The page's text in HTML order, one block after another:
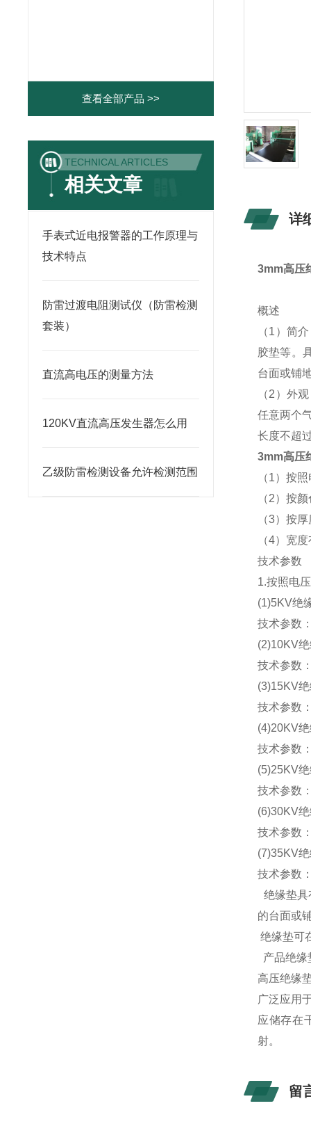
查看全部产品 >>
TECHNICAL ARTICLES
相关文章
手表式近电报警器的工作原理与
技术特点
防雷过渡电阻测试仪（防雷检测
套装）
直流高电压的测量方法
120KV直流高压发生器怎么用
乙级防雷检测设备允许检测范围
详
3mm高压
概述
（1）简
胶垫等。
台面或铺
（2）外
任意两个
长度不超
3mm高压
（1）按
（2）按
（3）按
（4）宽
技术参数
1.按照电
(1)5KV绝
技术参数
(2)10KV
技术参数
(3)15KV
技术参数
(4)20KV
技术参数
(5)25KV
技术参数
(6)30KV
技术参数
(7)35KV
技术参数
绝缘垫
的台面或
绝缘垫可
产品绝缘
高压绝缘
广泛应用
应储存在
射。
留